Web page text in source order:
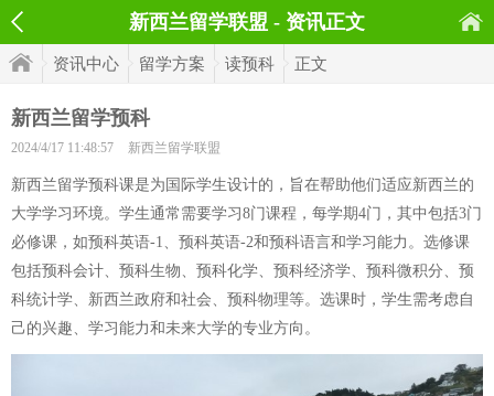
新西兰留学联盟 - 资讯正文
资讯中心 留学方案 读预科 正文
新西兰留学预科
2024/4/17 11:48:57 新西兰留学联盟
新西兰留学预科课是为国际学生设计的，旨在帮助他们适应新西兰的
大学学习环境。学生通常需要学习8门课程，每学期4门，其中包括3门
必修课，如预科英语-1、预科英语-2和预科语言和学习能力。选修课
包括预科会计、预科生物、预科化学、预科经济学、预科微积分、预
科统计学、新西兰政府和社会、预科物理等。选课时，学生需考虑自
己的兴趣、学习能力和未来大学的专业方向。